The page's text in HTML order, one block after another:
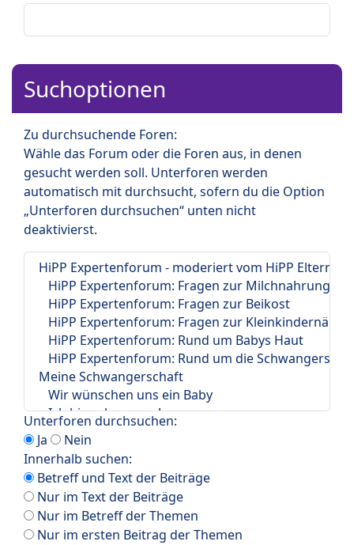
Suchoptionen
Zu durchsuchende Foren:
Wähle das Forum oder die Foren aus, in denen
gesucht werden soll. Unterforen werden
automatisch mit durchsucht, sofern du die Option
„Unterforen durchsuchen“ unten nicht
deaktivierst.
Unterforen durchsuchen:
Ja
Nein
Innerhalb suchen:
Betreff und Text der Beiträge
Nur im Text der Beiträge
Nur im Betreff der Themen
Nur im ersten Beitrag der Themen